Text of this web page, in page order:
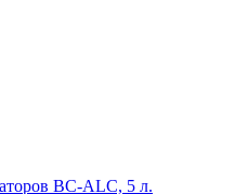
BC-ALC, 5 л.